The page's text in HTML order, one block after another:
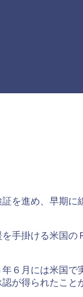
を進め、早期に
手掛ける米国
６月には米国
が得られたこと